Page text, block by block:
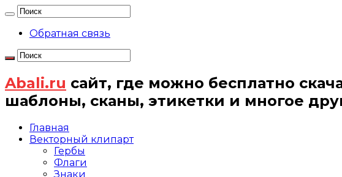
Обратная связь
Abali.ru сайт, где можно бесплатно
шаблоны, сканы, этикетки и многое
Главная
Векторный клипарт
Гербы
Флаги
Знаки